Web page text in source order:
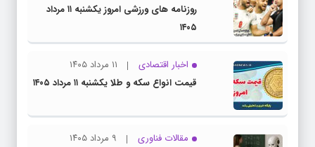
روزنامه های ورزشی امروز یکشنبه ۱۱ مرداد
۱۴۰۵
اخبار اقتصادی
۱۱ مرداد ۱۴۰۵
قیمت انواع سکه و طلا یکشنبه ۱۱ مرداد ۱۴۰۵
مقالات فناوری
۹ مرداد ۱۴۰۵